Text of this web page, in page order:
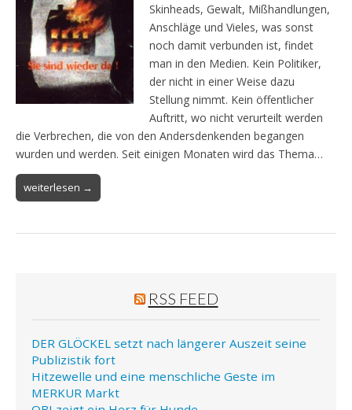
Skinheads, Gewalt, Mißhandlungen,
Anschläge und Vieles, was sonst
noch damit verbunden ist, findet
man in den Medien. Kein Politiker,
der nicht in einer Weise dazu
Stellung nimmt. Kein öffentlicher
Auftritt, wo nicht verurteilt werden
die Verbrechen, die von den Andersdenkenden begangen
wurden und werden. Seit einigen Monaten wird das Thema…
weiterlesen →
RSS FEED
DER GLÖCKEL setzt nach längerer Auszeit seine
Publizistik fort
Hitzewelle und eine menschliche Geste im
MERKUR Markt